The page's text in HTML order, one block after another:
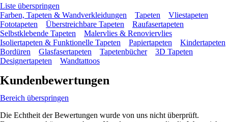
Liste überspringen
Farben, Tapeten & Wandverkleidungen
Tapeten
Vliestapeten
Fototapeten
Überstreichbare Tapeten
Raufasertapeten
Selbstklebende Tapeten
Malervlies & Renoviervlies
Isoliertapeten & Funktionelle Tapeten
Papiertapeten
Kindertapeten
Bordüren
Glasfasertapeten Tapetenbücher
3D Tapeten
Designertapeten
Wandtattoos
Kundenbewertungen
Bereich überspringen
Die Echtheit der Bewertungen wurde von uns nicht überprüft.